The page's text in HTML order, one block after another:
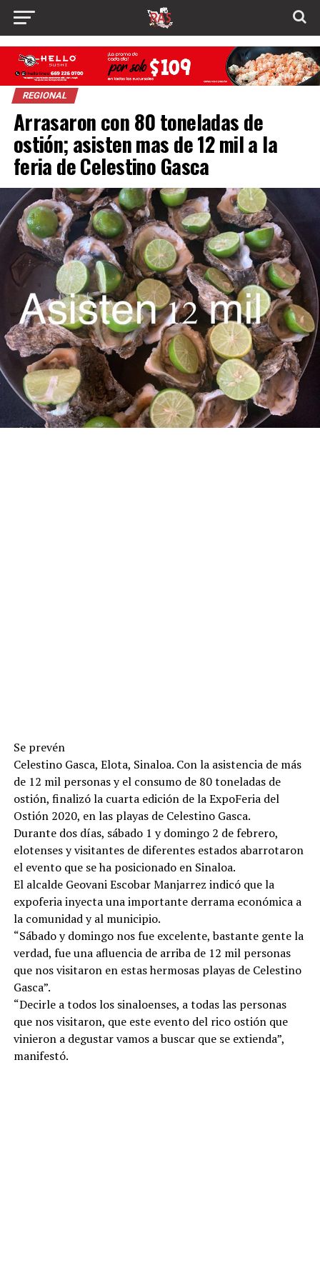
REGIONAL
Arrasaron con 80 toneladas de
ostión; asisten mas de 12 mil a la
feria de Celestino Gasca
Se prevén
Celestino Gasca, Elota, Sinaloa. Con la asistencia de más
de 12 mil personas y el consumo de 80 toneladas de
ostión, finalizó la cuarta edición de la ExpoFeria del
Ostión 2020, en las playas de Celestino Gasca.
Durante dos días, sábado 1 y domingo 2 de febrero,
elotenses y visitantes de diferentes estados abarrotaron
el evento que se ha posicionado en Sinaloa.
El alcalde Geovani Escobar Manjarrez indicó que la
expoferia inyecta una importante derrama económica a
la comunidad y al municipio.
“Sábado y domingo nos fue excelente, bastante gente la
verdad, fue una afluencia de arriba de 12 mil personas
que nos visitaron en estas hermosas playas de Celestino
Gasca”.
“Decirle a todos los sinaloenses, a todas las personas
que nos visitaron, que este evento del rico ostión que
vinieron a degustar vamos a buscar que se extienda”,
manifestó.